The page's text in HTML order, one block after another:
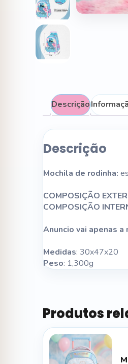
Descrição
Descrição
Mochila de rodinha:
COMPOSIÇÃO
COMPOSIÇÃO
Anuncio vai apenas
Medidas: 30x47x20
Peso: 1,300g
Produtos